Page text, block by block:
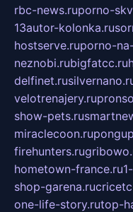
rbc-news.ruporno-
13autor-kolonka.ru
hostserve.ruporno-
neznobi.rubigfatcc.ru
delfinet.ru
velotrenajery.ru
show-pets.ru
miraclecoon.ru
firehunters.ru
hometown-france.ru
shop-garena.ru
one-life-story.rutop-